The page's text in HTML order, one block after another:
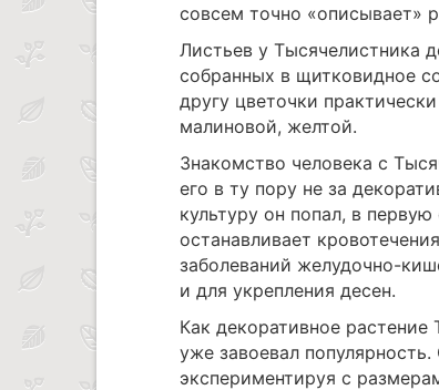
совсем точно «описывает»
Листьев у Тысячелистника
собранных в щитковидное
другу цветочки
малиновой, желтой.
Знакомство человека с
его в ту пору не за
культуру он попал, в первую
останавливает
заболеваний желудочно-
и для укрепления десен.
Как декоративное
уже завоевал
экспериментируя с